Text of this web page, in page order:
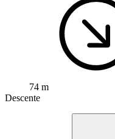
74 m
Descente